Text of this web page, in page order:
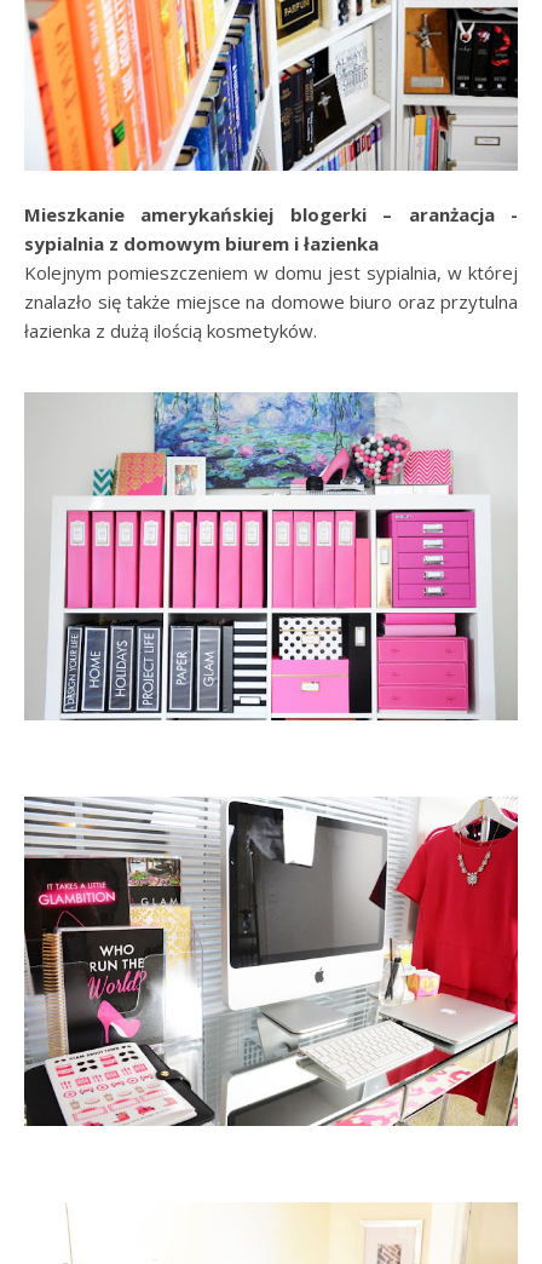
Mieszkanie amerykańskiej blogerki – aranżacja -
sypialnia z domowym biurem i łazienka
Kolejnym pomieszczeniem w domu jest sypialnia, w której
znalazło się także miejsce na domowe biuro oraz przytulna
łazienka z dużą ilością kosmetyków.